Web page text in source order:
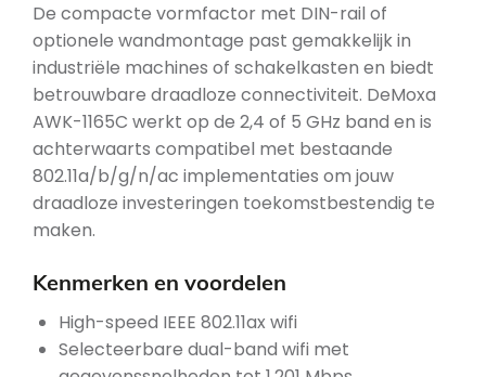
De compacte vormfactor met DIN-rail of
optionele wandmontage past gemakkelijk in
industriële machines of schakelkasten en biedt
betrouwbare draadloze connectiviteit. DeMoxa
AWK-1165C werkt op de 2,4 of 5 GHz band en is
achterwaarts compatibel met bestaande
802.11a/b/g/n/ac implementaties om jouw
draadloze investeringen toekomstbestendig te
maken.
Kenmerken en voordelen
High-speed IEEE 802.11ax wifi
Selecteerbare dual-band wifi met